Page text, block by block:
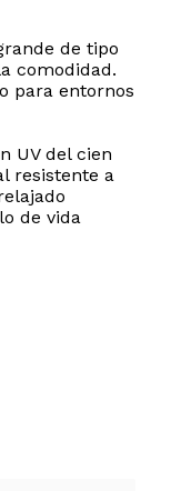
de tipo
comodidad.
para entornos
UV del cien
resistente a
de vida